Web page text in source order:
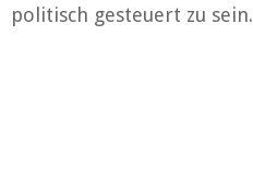
politisch gesteuert zu sein.